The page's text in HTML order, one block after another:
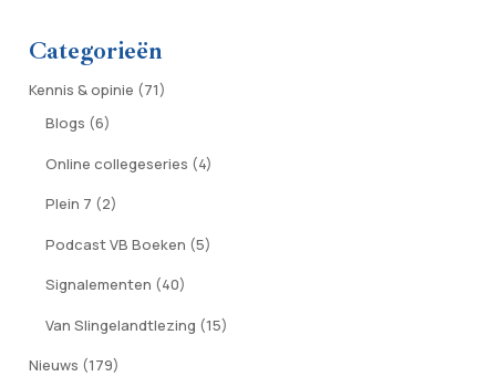
Categorieën
Kennis & opinie (71)
Blogs (6)
Online collegeseries (4)
Plein 7 (2)
Podcast VB Boeken (5)
Signalementen (40)
Van Slingelandtlezing (15)
Nieuws (179)